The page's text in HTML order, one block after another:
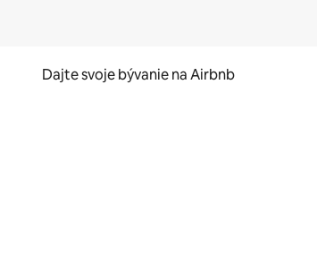
Dajte svoje bývanie na Airbnb